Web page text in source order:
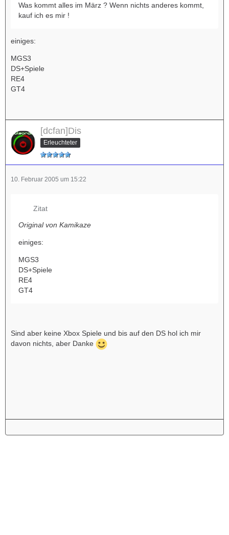
Was kommt alles im März ? Wenn nichts anderes kommt,
kauf ich es mir !
einiges:
MGS3
DS+Spiele
RE4
GT4
[dcfan]Dis
Erleuchteter
10. Februar 2005 um 15:22
Zitat
Original von Kamikaze
einiges:
MGS3
DS+Spiele
RE4
GT4
Sind aber keine Xbox Spiele und bis auf den DS hol ich mir
davon nichts, aber Danke